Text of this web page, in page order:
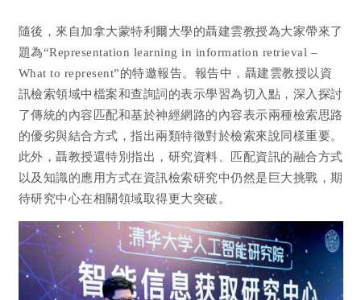
隨後，來自加拿大蒙特利爾大學的聶建雲教授為大家帶來了
題為“Representation learning in information retrieval –
What to represent”的特邀報告。報告中，聶建雲教授以資
訊檢索領域中檔案和查詢詞的表示學習為切入點，深入探討
了傳統的內容匹配和基於神經網路的內容表示兩種檢索思路
的優劣與結合方式，指出兩類特徵對於檢索來說同樣重要。
此外，聶教授還特別指出，研究資料、匹配資訊的融合方式
以及知識的應用方式在資訊檢索研究中仍然是巨大挑戰，期
待研究中心在相關領域取得更大突破。